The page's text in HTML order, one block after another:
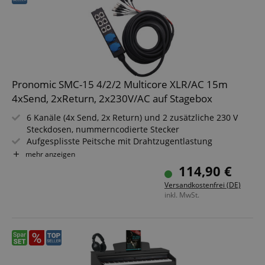
Pronomic SMC-15 4/2/2 Multicore XLR/AC 15m
4xSend, 2xReturn, 2x230V/AC auf Stagebox
6 Kanäle (4x Send, 2x Return) und 2 zusätzliche 230 V
Steckdosen, nummerncodierte Stecker
Aufgesplisste Peitsche mit Drahtzugentlastung
Alle Leitungen symmetrisch, einzeln geschirmt
15 m Multicore, Kabeldurchmesser: 18 mm
mehr anzeigen
114,90 €
Versandkostenfrei (DE)
inkl. MwSt.
amazon-pay-connectedAuth
apay-session-set
Amazon.com Inc.
www.kirstein.de
CookieScript
.kirstein.de
Google-
Datenschutzerklärung